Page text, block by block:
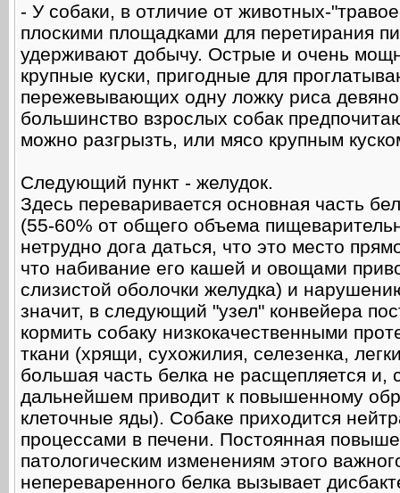
- У собаки, в отличие от животных-
плоскими площадками для перетирания
удерживают добычу. Острые и очень
крупные куски, пригодные для
пережевывающих одну ложку риса
большинство взрослых собак
можно разгрызть, или мясо крупным
Следующий пункт - желудок.
Здесь переваривается основная часть
(55-60% от общего объема
нетрудно дога даться, что это место
что набивание его кашей и овощами
слизистой оболочки желудка) и
значит, в следующий "узел" конвейера
кормить собаку низкокачественными
ткани (хрящи, сухожилия, селезенка,
большая часть белка не расщепляется и,
дальнейшем приводит к повышенному
клеточные яды). Собаке приходится
процессами в печени. Постоянная
патологическим изменениям этого
непереваренного белка вызывает